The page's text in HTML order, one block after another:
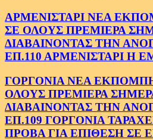
ΑΡΜΕΝΙΣΤΑΡΙ ΝΕΑ
ΣΕ ΟΛΟΥΣ ΠΡΕΜΙΕΡΑ
ΔΙΑΒΑΙΝΟΝΤΑΣ ΤΗΝ
ΕΠ.110 ΑΡΜΕΝΙΣΤΑΡΙ Η
ΓΟΡΓΟΝΙΑ ΝΕΑ
ΟΛΟΥΣ ΠΡΕΜΙΕΡΑ
ΔΙΑΒΑΙΝΟΝΤΑΣ ΤΗΝ
ΕΠ.109 ΓΟΡΓΟΝΙΑ
ΠΡΟΒΑ ΓΙΑ ΕΠΙΘΕΣΗ ΣΕ